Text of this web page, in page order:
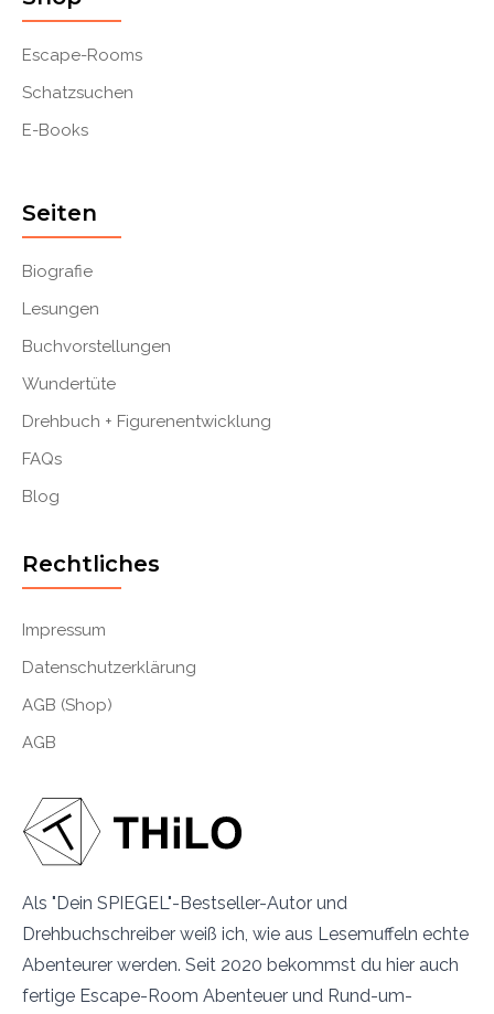
Als "Dein SPIEGEL"-Bestseller-Autor und
Drehbuchschreiber weiß ich, wie aus Lesemuffeln echte
Abenteurer werden. Seit 2020 bekommst du hier auch
fertige Escape-Room Abenteuer und Rund-um-
Escape-Rooms
Schatzsuchen
E-Books
Seiten
Biografie
Lesungen
Buchvorstellungen
Wundertüte
Drehbuch + Figurenentwicklung
FAQs
Blog
Rechtliches
Impressum
Datenschutzerklärung
AGB (Shop)
AGB